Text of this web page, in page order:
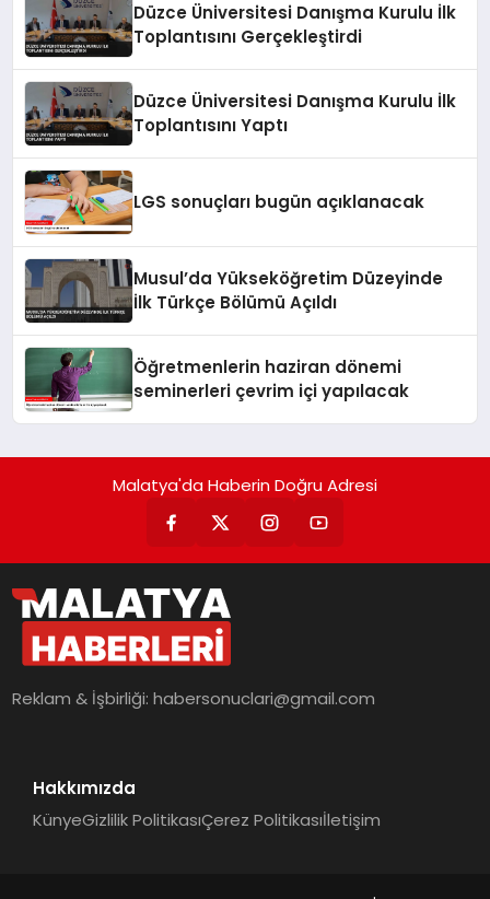
Düzce Üniversitesi Danışma Kurulu İlk
Toplantısını Gerçekleştirdi
Düzce Üniversitesi Danışma Kurulu İlk
Toplantısını Yaptı
LGS sonuçları bugün açıklanacak
Musul’da Yükseköğretim Düzeyinde
İlk Türkçe Bölümü Açıldı
Öğretmenlerin haziran dönemi
seminerleri çevrim içi yapılacak
Malatya'da Haberin Doğru Adresi
Reklam & İşbirliği:habersonuclari@gmail.com
Hakkımızda
KünyeGizlilik PolitikasıÇerez Politikasıİletişim